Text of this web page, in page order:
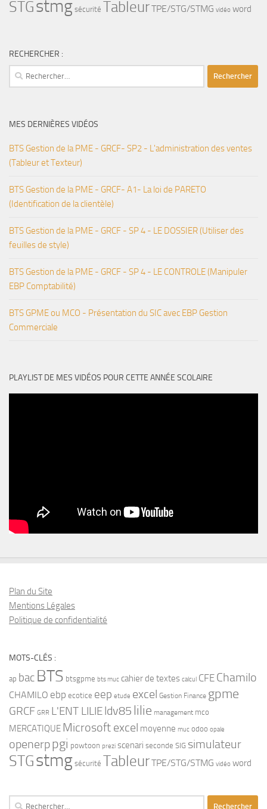
STGstmg sécurité TableurTPE/STG/STMG vidéo word
RECHERCHER :
Rechercher :
MES DERNIÈRES VIDÉOS
BTS Gestion de la PME - GRCF- SP2 - L'administration des ventes
(Tableur et Texteur)
BTS Gestion de la PME - GRCF- A1- La loi de PARETO
(Identification de la clientèle)
BTS Gestion de la PME - GRCF - SP 4 - LE DOSSIER (Utiliser des
feuilles de style)
BTS Gestion de la PME - GRCF - SP 4 - LE CONTROLE (Manipuler
EBP Comptabilité)
BTS GPME ou MCO - Présentation du SIC avec EBP Gestion
Commerciale
PLAYLIST DE MES VIDÉOS POUR CETTE ANNÉE SCOLAIRE
Plan du Site
Mentions Légales
Politique de confidentialité
MOTS-CLÉS :
ap bac BTS btsgpme bts muc cahier de textes calcul CFE Chamilo
CHAMILO ebp ecotice eep etude excel Gestion Finance gpme
GRCF GRR L'ENT LILIEldv85 lilie management mco
MERCATIQUE Microsoft excel moyenne muc odoo opale
openerppgi powtoon prezi scenari seconde SIG simulateur
STGstmg sécurité TableurTPE/STG/STMG vidéo word
Rechercher :